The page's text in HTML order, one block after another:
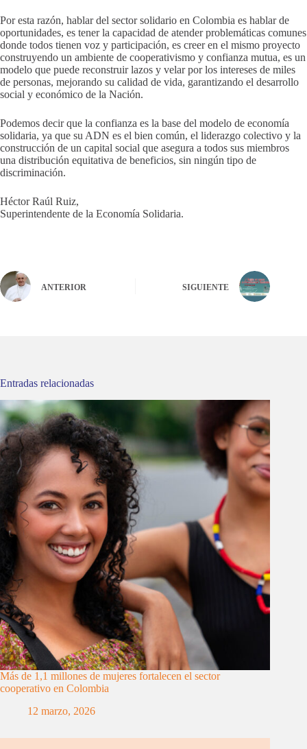
Por esta razón, hablar del sector solidario en Colombia es hablar de
oportunidades, es tener la capacidad de atender problemáticas comunes
donde todos tienen voz y participación, es creer en el mismo proyecto
construyendo un ambiente de cooperativismo y confianza mutua, es un
modelo que puede reconstruir lazos y velar por los intereses de miles
de personas, mejorando su calidad de vida, garantizando el desarrollo
social y económico de la Nación.
Podemos decir que la confianza es la base del modelo de economía
solidaria, ya que su ADN es el bien común, el liderazgo colectivo y la
construcción de un capital social que asegura a todos sus miembros
una distribución equitativa de beneficios, sin ningún tipo de
discriminación.
Héctor Raúl Ruiz,
Superintendente de la Economía Solidaria.
ANTERIOR SIGUIENTE
Entradas relacionadas
Más de 1,1 millones de mujeres fortalecen el sector
cooperativo en Colombia
12 marzo, 2026